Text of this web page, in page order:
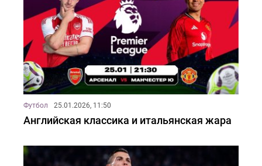
Футбол 25.01.2026, 11:50
Английская классика и итальянская жара